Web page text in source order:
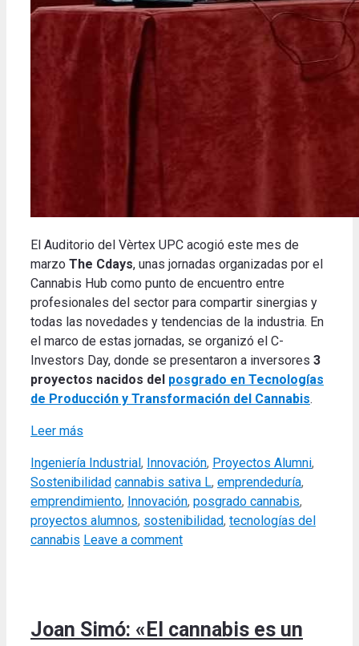
El Auditorio del Vèrtex UPC acogió este mes de
marzo The Cdays, unas jornadas organizadas por el
Cannabis Hub como punto de encuentro entre
profesionales del sector para compartir sinergias y
todas las novedades y tendencias de la industria. En
el marco de estas jornadas, se organizó el C-
Investors Day, donde se presentaron a inversores 3
proyectos nacidos del posgrado en Tecnologías
de Producción y Transformación del Cannabis.
Leer más
Categories
Ingeniería Industrial , Innovación, Proyectos Alumni,
Sostenibilidad Tags
cannabis sativa L, emprendeduría,
emprendimiento, Innovación, posgrado cannabis,
proyectos alumnos, sostenibilidad, tecnologías del
cannabis Leave a comment
Joan Simó: «El cannabis es un